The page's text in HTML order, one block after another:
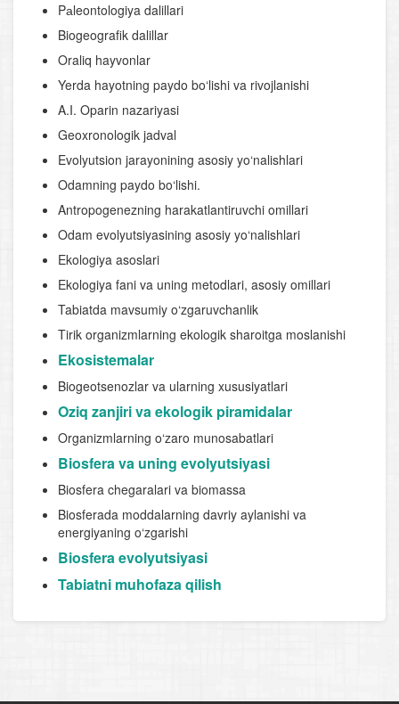
Pаleontologiya dalillari
Biogeografik dalillar
Oraliq hayvonlar
Yerda hayotning paydo bo‘lishi va rivojlanishi
A.I. Oparin nazariyasi
Geoxronologik jadval
Evolyutsion jarayonining asosiy yo‘nalishlari
Odamning paydo bo‘lishi.
Antropogenezning harakatlantiruvchi omillari
Odam evolyutsiyasining asosiy yo‘nalishlari
Ekologiya asoslari
Ekologiya fani va uning metodlari, asosiy omillari
Tabiatda mavsumiy o‘zgaruvchanlik
Tirik organizmlarning ekologik sharoitga moslanishi
Ekosistemalar
Biogeotsenozlar va ularning xususiyatlari
Oziq zanjiri va ekologik piramidalar
Organizmlarning o‘zaro munosabatlari
Biosfera va uning evolyutsiyasi
Biosfera chegaralari va biomassa
Biosferada moddalarning davriy aylanishi va
energiyaning o‘zgarishi
Biosfera evolyutsiyasi
Tabiatni muhofaza qilish